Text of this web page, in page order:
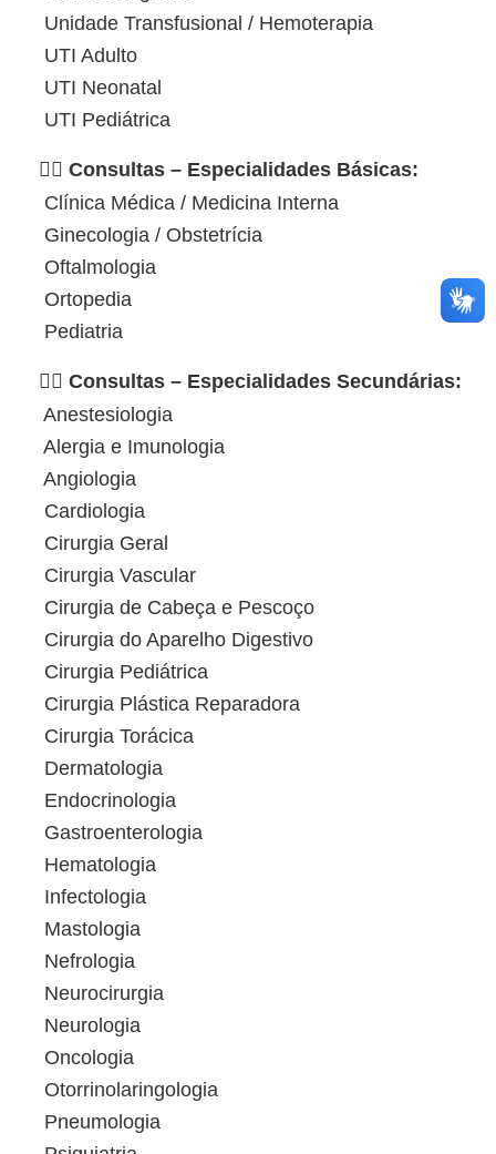
Unidade Transfusional / Hemoterapia
UTI Adulto
UTI Neonatal
UTI Pediátrica
👨‍⚕️ Consultas – Especialidades Básicas:
Clínica Médica / Medicina Interna
Ginecologia / Obstetrícia
Oftalmologia
Ortopedia
Pediatria
👩‍⚕️ Consultas – Especialidades Secundárias:
Anestesiologia
Alergia e Imunologia
Angiologia
Cardiologia
Cirurgia Geral
Cirurgia Vascular
Cirurgia de Cabeça e Pescoço
Cirurgia do Aparelho Digestivo
Cirurgia Pediátrica
Cirurgia Plástica Reparadora
Cirurgia Torácica
Dermatologia
Endocrinologia
Gastroenterologia
Hematologia
Infectologia
Mastologia
Nefrologia
Neurocirurgia
Neurologia
Oncologia
Otorrinolaringologia
Pneumologia